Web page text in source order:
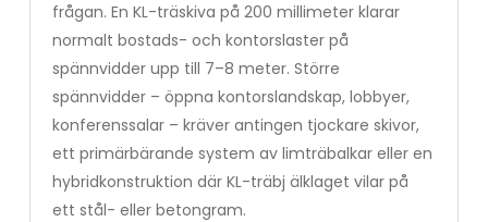
frågan. En KL-träskiva på 200 millimeter klarar
normalt bostads- och kontorslaster på
spännvidder upp till 7–8 meter. Större
spännvidder – öppna kontorslandskap, lobbyer,
konferenssalar – kräver antingen tjockare skivor,
ett primärbärande system av limträbalkar eller en
hybridkonstruktion där KL-träbj älklaget vilar på
ett stål- eller betongram.